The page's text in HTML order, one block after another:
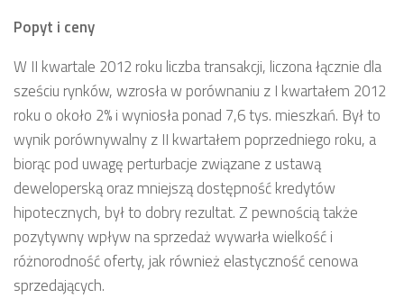
Popyt i ceny
W II kwartale 2012 roku liczba transakcji, liczona łącznie dla
sześciu rynków, wzrosła w porównaniu z I kwartałem 2012
roku o około 2% i wyniosła ponad 7,6 tys. mieszkań. Był to
wynik porównywalny z II kwartałem poprzedniego roku, a
biorąc pod uwagę perturbacje związane z ustawą
deweloperską oraz mniejszą dostępność kredytów
hipotecznych, był to dobry rezultat. Z pewnością także
pozytywny wpływ na sprzedaż wywarła wielkość i
różnorodność oferty, jak również elastyczność cenowa
sprzedających.